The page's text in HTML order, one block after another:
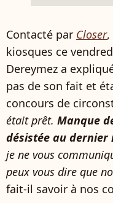
Contacté par Closer,
kiosques ce
Dereymez a
pas de son fait et
concours de
était prêt. Manque
désistée au dernier
je ne vous
peux vous dire que
fait-il savoir à nos